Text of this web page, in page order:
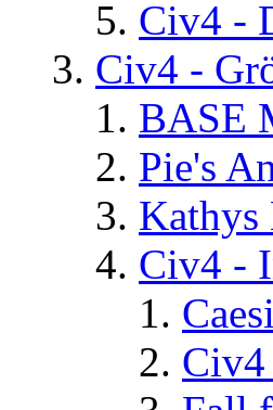
Civ4 -
Civ4 -
BASE
Pie's
Kathys
Civ4 -
Civ4